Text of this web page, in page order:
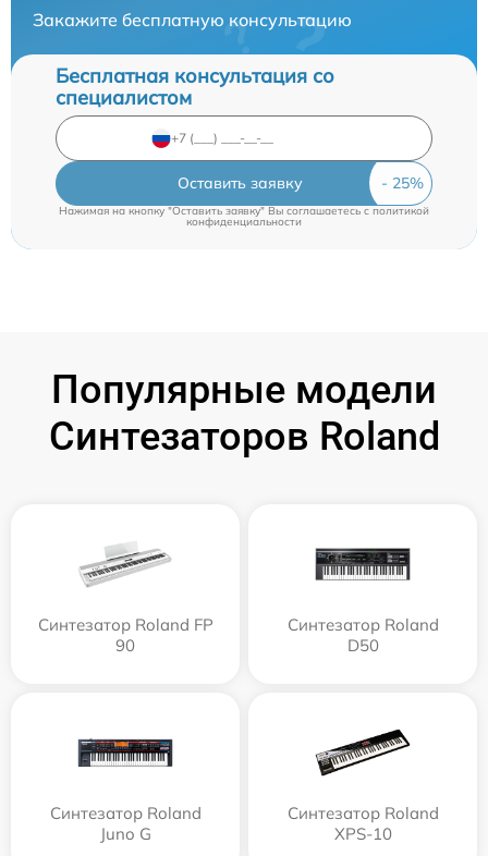
Закажите бесплатную консультацию
Бесплатная консультация со
специалистом
Оставить заявку
Нажимая на кнопку "Оставить заявку" Вы соглашаетесь cполитикой
конфиденциальности
Популярные модели
Синтезаторов Roland
Синтезатор Roland FP
90
Синтезатор Roland
D50
Синтезатор Roland
Juno G
Синтезатор Roland
XPS-10